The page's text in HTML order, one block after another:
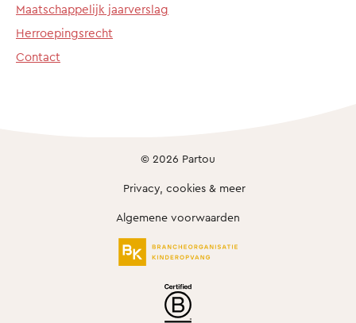
Maatschappelijk jaarverslag
Herroepingsrecht
Contact
© 2026 Partou
Privacy, cookies & meer
Algemene voorwaarden